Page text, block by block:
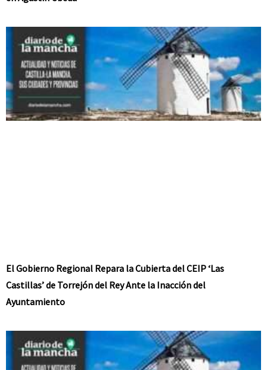
El Gobierno Regional Repara la Cubierta del CEIP ‘Las
Castillas’ de Torrejón del Rey Ante la Inacción del
Ayuntamiento